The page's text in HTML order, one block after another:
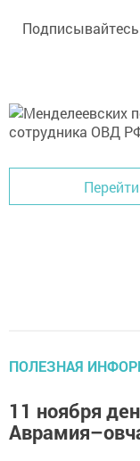
ПОЛЕЗНАЯ
11 ноября